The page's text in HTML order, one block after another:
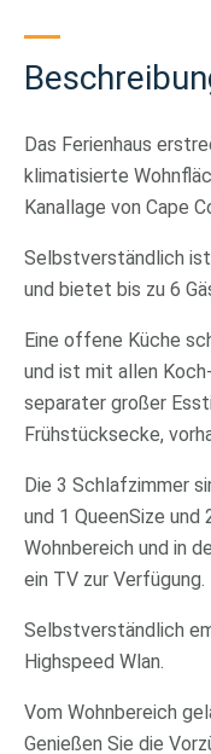
Das Ferienhaus
klimatisierte
Kanallage von Cape
Selbstverständlich
und bietet bis zu 6
Eine offene Küche
und ist mit allen
separater großer
Frühstücksecke,
Die 3 Schlafzimmer
und 1 QueenSize
Wohnbereich und in
ein TV zur Verfügung.
Selbstverständlich
Highspeed Wlan.
Vom Wohnbereich
Genießen Sie die